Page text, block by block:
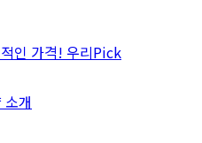
인 가격! 우리Pick
소개